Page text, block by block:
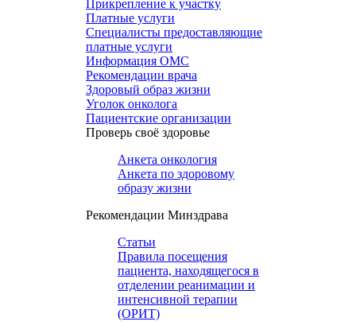
Прикрепление к участку
Платные услуги
Специалисты предоставляющие
платные услуги
Информация ОМС
Рекомендации врача
Здоровый образ жизни
Уголок онколога
Пациентские организации
Проверь своё здоровье
Анкета онкология
Анкета по здоровому
образу жизни
Рекомендации Минздрава
Статьи
Правила посещения
пациента, находящегося в
отделении реанимации и
интенсивной терапии
(ОРИТ)